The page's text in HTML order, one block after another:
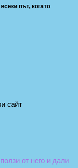
път, когато
сайт
от него и дали